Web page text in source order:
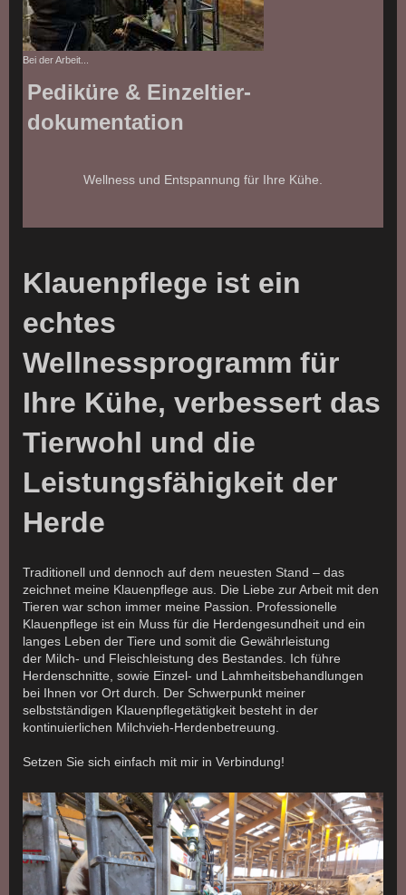
Bei der Arbeit...
Pediküre & Einzeltier-
dokumentation
Wellness und Entspannung für Ihre Kühe.
Klauenpflege ist ein
echtes
Wellnessprogramm für
Ihre Kühe, verbessert das
Tierwohl und die
Leistungsfähigkeit der
Herde
Traditionell und dennoch auf dem neuesten Stand – das
zeichnet meine Klauenpflege aus. Die Liebe zur Arbeit mit den
Tieren war schon immer meine Passion. Professionelle
Klauenpflege ist ein Muss für die Herdengesundheit und ein
langes Leben der Tiere und somit die Gewährleistung
der Milch- und Fleischleistung des Bestandes. Ich führe
Herdenschnitte, sowie Einzel- und Lahmheitsbehandlungen
bei Ihnen vor Ort durch. Der Schwerpunkt meiner
selbstständigen Klauenpflegetätigkeit besteht in der
kontinuierlichen Milchvieh-Herdenbetreuung.
Setzen Sie sich einfach mit mir in Verbindung!